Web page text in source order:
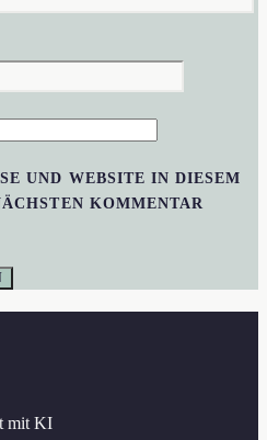
UND WEBSITE IN DIESEM
KOMMENTAR
mit KI